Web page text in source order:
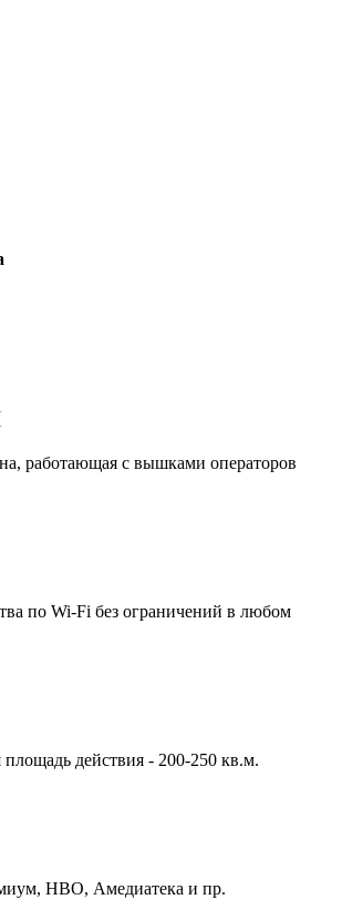
работающая с вышками операторов
по Wi-Fi без ограничений в любом
действия - 200-250 кв.м.
HBO, Амедиатека и пр.